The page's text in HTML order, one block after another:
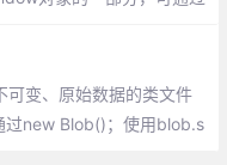
可变、原始数据的类文件
过new Blob()；使用blob.s